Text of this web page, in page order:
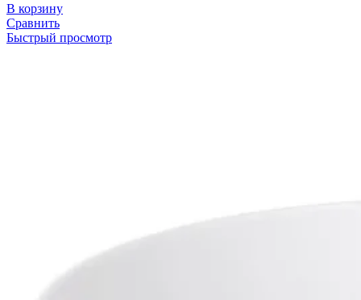
В корзину
Сравнить
Быстрый просмотр